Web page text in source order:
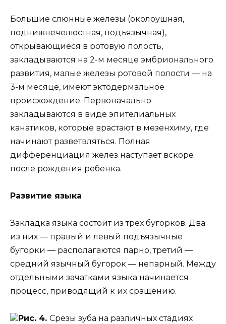
Большие слюнные железы (околоушная,
поднижнечелюстная, подъязычная),
открывающиеся в ротовую полость,
закладываются на 2-м месяце эмбрионального
развития, малые железы ротовой полости — на
3-м месяце, имеют эктодермальное
происхождение. Первоначально
закладываются в виде эпителиальных
канатиков, которые врастают в мезенхиму, где
начинают разветвляться. Полная
дифференциация желез наступает вскоре
после рождения ребенка.
Развитие языка
Закладка языка состоит из трех бугорков. Два
из них — правый и левый подъязычные
бугорки — располагаются парно, третий —
средний язычный бугорок — непарный. Между
отдельными зачатками языка начинается
процесс, приводящий к их сращению.
Рис. 4. Срезы зуба на различных стадиях